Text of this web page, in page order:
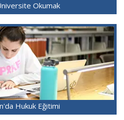
Okumak
Hukuk Eğitimi